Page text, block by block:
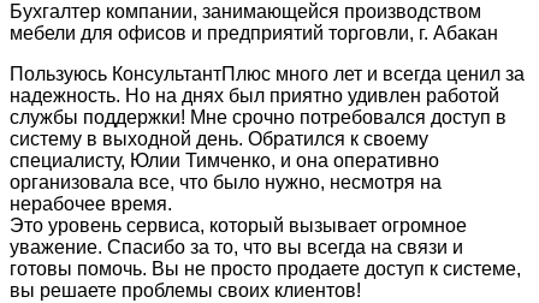
Бухгалтер компании, занимающейся производством
мебели для офисов и предприятий торговли, г. Абакан
Пользуюсь КонсультантПлюс много лет и всегда ценил за
надежность. Но на днях был приятно удивлен работой
службы поддержки! Мне срочно потребовался доступ в
систему в выходной день. Обратился к своему
специалисту, Юлии Тимченко, и она оперативно
организовала все, что было нужно, несмотря на
нерабочее время.
Это уровень сервиса, который вызывает огромное
уважение. Спасибо за то, что вы всегда на связи и
готовы помочь. Вы не просто продаете доступ к системе,
вы решаете проблемы своих клиентов!